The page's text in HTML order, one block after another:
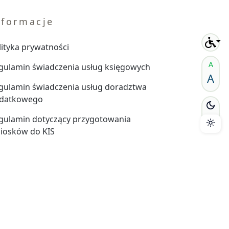
prywatności
świadczenia usług księgowych
świadczenia usług doradztwa
dotyczący przygotowania
do KIS
A
A